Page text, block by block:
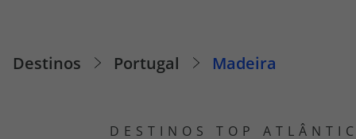
Destinos Portugal Madeira